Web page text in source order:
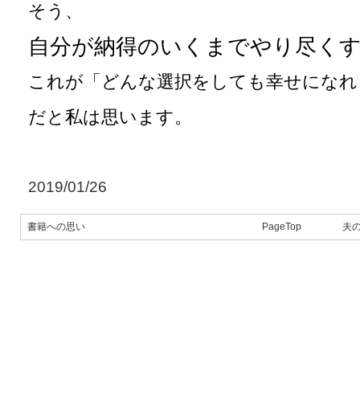
そう、
自分が納得のいくまでやり尽く
これが「どんな選択をしても幸せにな
だと私は思います。
2019/01/26
書籍への思い PageTop 夫